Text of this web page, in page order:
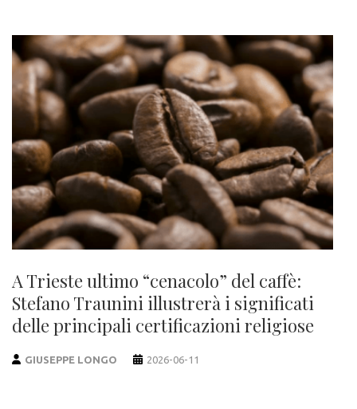
A Trieste ultimo “cenacolo” del caffè:
Stefano Traunini illustrerà i significati
delle principali certificazioni religiose
GIUSEPPE LONGO 2026-06-11